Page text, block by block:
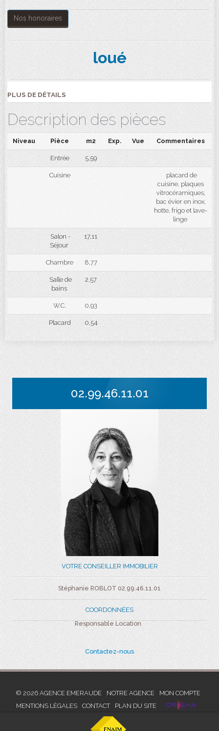
Nos honoraires
loué
PLUS DE DÉTAILS
Description des pièces
Niveau Pièce m2 Exp. Vue Commentaires
Entrée 5,59
Cuisine
placard de
cuisine, plaques
vitrocéramiques,
bac évier en inox,
hotte, frigo et lave-
linge
Salon -
Séjour
17,11
Chambre 8,77
Salle de
bains
2,57
W.C. 0,93
Placard 0,54
02.99.46.11.01
VOTRE CONSEILLER IMMOBILIER
Stéphanie ROBLOT 02.99.46.11.01
COORDONNÉES
Responsable Location
Contactez-nous
© 2026 AGENCE EMERAUDE NOTRE AGENCE
MON COMPTE
MENTIONS LÉGALES
CONTACT PLAN DU SITE